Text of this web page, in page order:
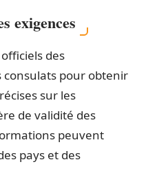
exigences
des
consulats pour obtenir
sur les
de validité des
peuvent
pays et des